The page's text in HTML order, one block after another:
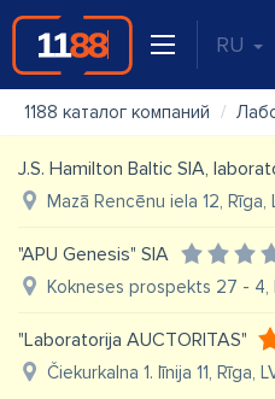
RU
1188 каталог компаний
J.S. Hamilton Baltic SIA,
Mazā Rencēnu iela 12, Rīga,
"APU Genesis" SIA
Kokneses prospekts 27 - 4,
"Laboratorija AUCTORITAS"
Čiekurkalna 1. līnija 11, Rīga,